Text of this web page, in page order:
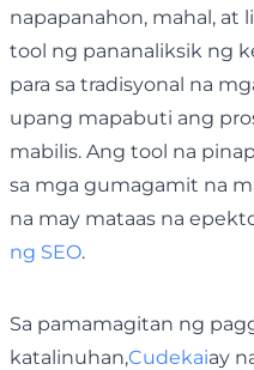
napapanahon, mahal, at
tool ng pananaliksik ng
para sa tradisyonal na
upang mapabuti ang
mabilis. Ang tool na
sa mga gumagamit na
na may mataas na
ng SEO.
Sa pamamagitan ng
katalinuhan,Cudekaiay